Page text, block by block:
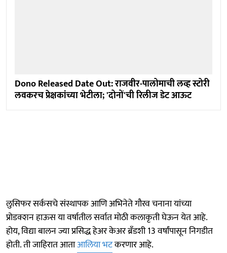
Dono Released Date Out: राजवीर-पालोमाची लव्ह स्टोरी
लवकरच प्रेक्षकांच्या भेटीला; 'दोनों'ची रिलीज डेट आऊट
लुसिफर सर्कसचे संस्थापक आणि अभिनेते गौरव चनाना यांच्या
प्रोडक्शन हाऊस या वर्षातील सर्वात मोठी कलाकृती घेऊन येत आहे.
होय, विद्या बालन ज्या प्रसिद्ध हेअर केअर ब्रँडशी 13 वर्षांपासून निगडीत
होती. ती जाहिरात आताआलिया भटकरणार आहे.